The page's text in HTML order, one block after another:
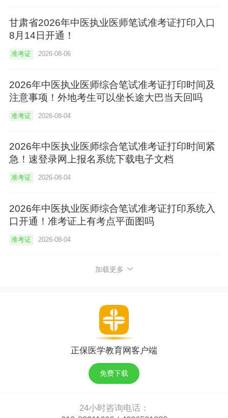
甘肃省2026年中医执业医师笔试准考证打印入口
8月14日开通！
准考证 2026-08-06
2026年中医执业医师综合笔试准考证打印时间及
注意事项！外地考生可以坐长途大巴当天回吗
准考证 2026-08-04
2026年中医执业医师综合笔试准考证打印时间紧
急！速登录网上报名系统下载电子文档
准考证 2026-08-04
2026年中医执业医师综合笔试准考证打印系统入
口开通！准考证上有考点平面图吗
准考证 2026-08-04
加载更多
正保医学教育网客户端
免费下载
24小时咨询电话：